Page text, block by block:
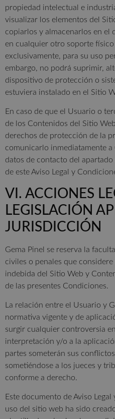
propiedad intelectual e
visualizar los elementos del
copiarlos y almacenarlos en el
en cualquier otro soporte físico
exclusivamente, para su uso
embargo, no podrá suprimir,
dispositivo de protección o
estuviera instalado en el Sitio
En caso de que el Usuario o
de los Contenidos del Sitio
derechos de protección de la
comunicarlo inmediatamente a
datos de contacto del apartado
de este Aviso Legal y
VI. ACCIONES
LEGISLACIÓN
JURISDICCIÓN
Gema Pinel se reserva la
civiles o penales que
indebida del Sitio Web y
de las presentes Condiciones.
La relación entre el Usuario y
normativa vigente y de
surgir cualquier controversia
interpretación y/o a la
partes someterán sus
sometiéndose a los jueces y
conforme a derecho.
Este documento de Aviso
uso del sitio web ha sido